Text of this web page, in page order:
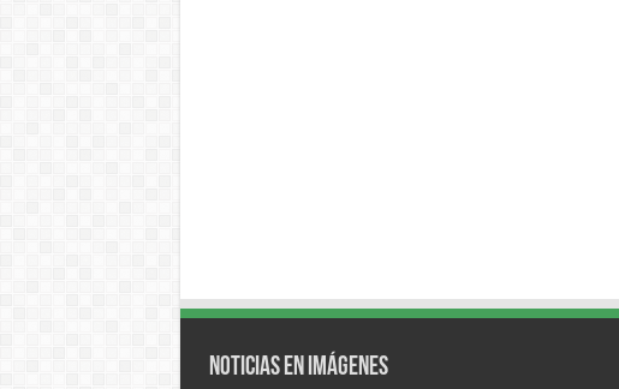
Noticias en Imágenes